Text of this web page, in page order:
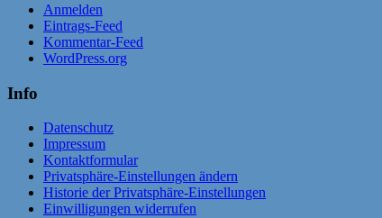
Anmelden
Eintrags-Feed
Kommentar-Feed
WordPress.org
Info
Datenschutz
Impressum
Kontaktformular
Privatsphäre-Einstellungen ändern
Historie der Privatsphäre-Einstellungen
Einwilligungen widerrufen